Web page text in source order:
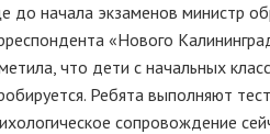
до начала экзаменов министр
«Нового
что дети с начальных
Ребята выполняют
сопровождение